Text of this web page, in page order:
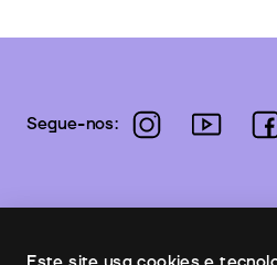
Segue-nos: instagramyoutube